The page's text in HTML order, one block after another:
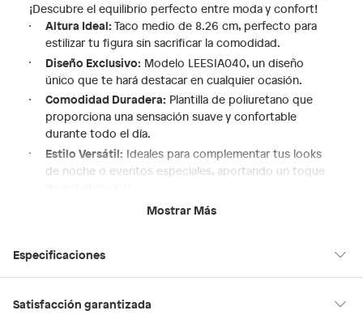
¡Descubre el equilibrio perfecto entre moda y confort!
Altura Ideal: Taco medio de 8.26 cm, perfecto para
estilizar tu figura sin sacrificar la comodidad.
Diseño Exclusivo: Modelo LEESIA040, un diseño
único que te hará destacar en cualquier ocasión.
Comodidad Duradera: Plantilla de poliuretano que
proporciona una sensación suave y confortable
durante todo el día.
Estilo Versátil: Ideales para complementar tus looks
de noche o eventos especiales, aportando un toque
Considera elegir una talla más para
Mostrar Más
Especificaciones
Hecho en
Satisfacción garantizada